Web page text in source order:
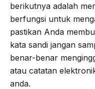
berikutnya adalah
berfungsi untuk
pastikan Anda
kata sandi jangan
benar-benar
atau catatan
anda.